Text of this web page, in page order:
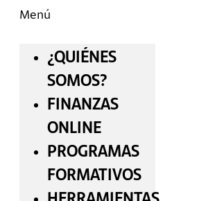
Menú
¿QUIÉNES
SOMOS?
FINANZAS
ONLINE
PROGRAMAS
FORMATIVOS